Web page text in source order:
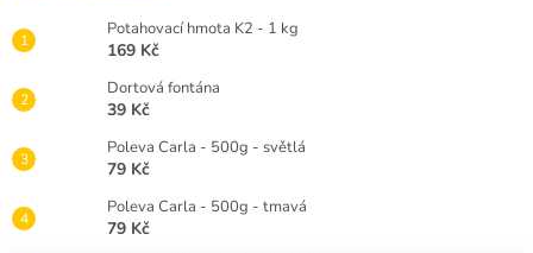
Potahovací hmota K2 - 1 kg
169 Kč
Dortová fontána
39 Kč
Poleva Carla - 500g - světlá
79 Kč
Poleva Carla - 500g - tmavá
79 Kč